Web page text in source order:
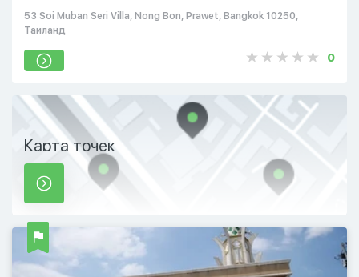
53 Soi Muban Seri Villa, Nong Bon, Prawet, Bangkok 10250,
Таиланд
0
Карта точек